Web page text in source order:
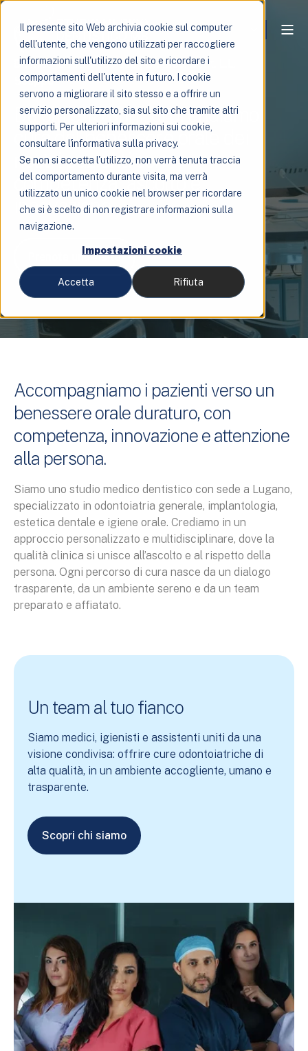
Il presente sito Web archivia cookie sul computer
dell'utente, che vengono utilizzati per raccogliere
informazioni sull'utilizzo del sito e ricordare i
comportamenti dell'utente in futuro. I cookie
servono a migliorare il sito stesso e a offrire un
servizio personalizzato, sia sul sito che tramite altri
supporti. Per ulteriori informazioni sui cookie,
consultare l'informativa sulla privacy.
Se non si accetta l'utilizzo, non verrà tenuta traccia
del comportamento durante visita, ma verrà
utilizzato un unico cookie nel browser per ricordare
che si è scelto di non registrare informazioni sulla
navigazione.
Impostazioni cookie
Accetta Rifiuta
Dr. Med. Dent. M. Boisco | Dr. Med. Dent. L.L.
Scuppa
Da oltre 15 anni, ci prendiamo
cura del benessere orale dei
nostri pazienti con
competenza, ascolto e
innovazione.
Prenota una visita
Accompagniamo i pazienti verso un
benessere orale duraturo, con
competenza, innovazione e attenzione
alla persona.
Siamo uno studio medico dentistico con sede a Lugano,
specializzato in odontoiatria generale, implantologia,
estetica dentale e igiene orale. Crediamo in un
approccio personalizzato e multidisciplinare, dove la
qualità clinica si unisce all’ascolto e al rispetto della
persona. Ogni percorso di cura nasce da un dialogo
trasparente, da un ambiente sereno e da un team
preparato e affiatato.
Un team al tuo fianco
Siamo medici, igienisti e assistenti uniti da una
visione condivisa: offrire cure odontoiatriche di
alta qualità, in un ambiente accogliente, umano e
trasparente.
Scopri chi siamo